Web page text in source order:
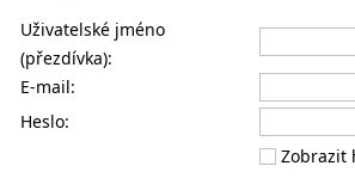
Uživatelské jméno
(přezdívka):
E-mail:
Heslo:
Zobrazit